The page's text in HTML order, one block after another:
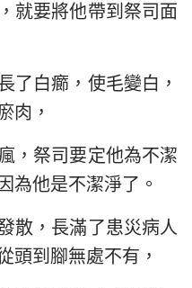
就要將他帶到祭司面
了白癤，使毛變白，
肉，
，祭司要定他為不潔
為他是不潔淨了。
散，長滿了患災病人
頭到腳無處不有，